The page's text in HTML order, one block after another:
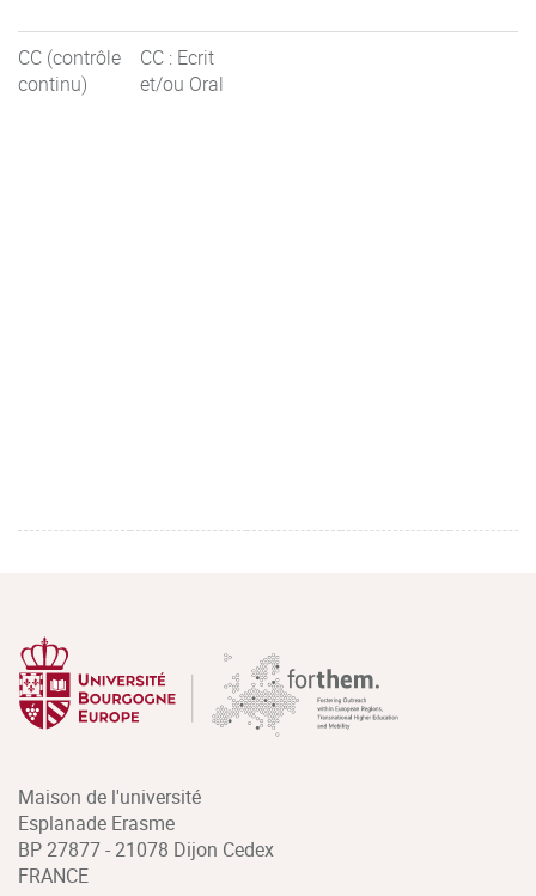
CC (contrôle
continu)
CC : Ecrit
et/ou Oral
Maison de l'université
Esplanade Erasme
BP 27877 - 21078 Dijon Cedex
FRANCE